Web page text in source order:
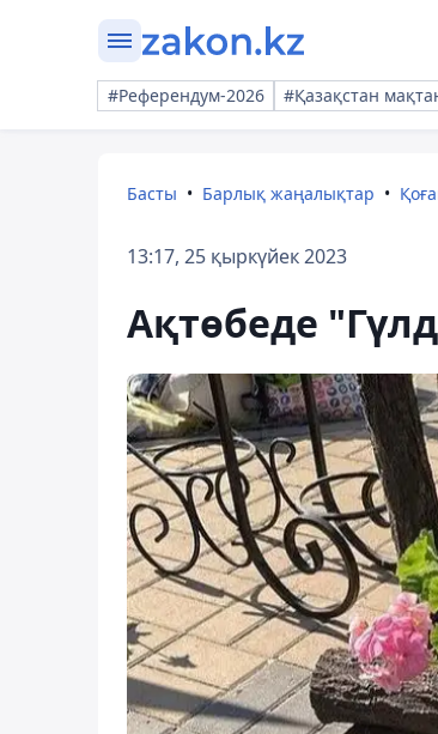
#Референдум-2026 #Қазақстан
Басты Барлық жаңалықтар
13:17, 25 қыркүйек 2023
Ақтөбеде